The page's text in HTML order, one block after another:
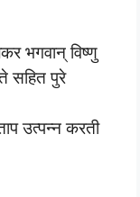
भगवान् विष्णु
सहित पुरे
उत्पन्न करती